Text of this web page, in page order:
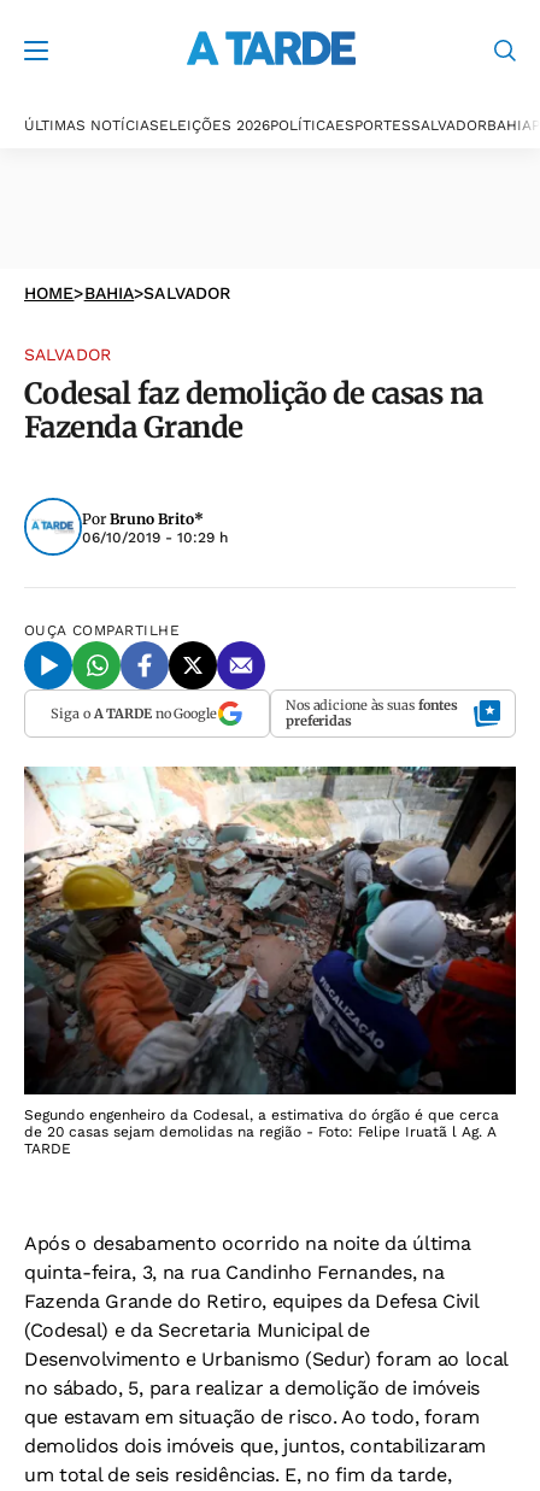
ÚLTIMAS NOTÍCIASELEIÇÕES 2026POLÍTICAESPORTESSALVADORBAHIA
HOME>BAHIA>SALVADOR
SALVADOR
Codesal faz demolição de casas na
Fazenda Grande
Por Bruno Brito*
06/10/2019 - 10:29 h
OUÇA COMPARTILHE
Siga o A TARDEno Google Nos adicione às suas fontes
preferidas
Segundo engenheiro da Codesal, a estimativa do órgão é que cerca
de 20 casas sejam demolidas na região - Foto: Felipe Iruatã l Ag. A
TARDE
Após o desabamento ocorrido na noite da última
quinta-feira, 3, na rua Candinho Fernandes, na
Fazenda Grande do Retiro, equipes da Defesa Civil
(Codesal) e da Secretaria Municipal de
Desenvolvimento e Urbanismo (Sedur) foram ao local
no sábado, 5, para realizar a demolição de imóveis
que estavam em situação de risco. Ao todo, foram
demolidos dois imóveis que, juntos, contabilizaram
um total de seis residências. E, no fim da tarde,